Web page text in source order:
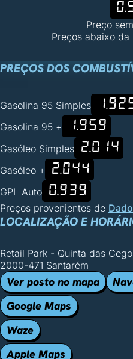
Preço
Preços abaixo
PREÇOS DOS
Gasolina 95 Simples
Gasolina 95 + 1.959
Gasóleo Simples 2.014
Gasóleo + 2.044
GPL Auto 0.939
Preços provenientes de
LOCALIZAÇÃO E
Retail Park - Quinta das
2000-471 Santarém
Ver posto no mapa
Google Maps
Waze
Apple Maps